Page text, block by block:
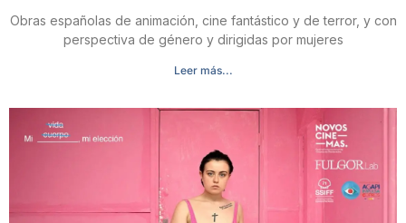
Obras españolas de animación, cine fantástico y de terror, y con
perspectiva de género y dirigidas por mujeres
Leer más...